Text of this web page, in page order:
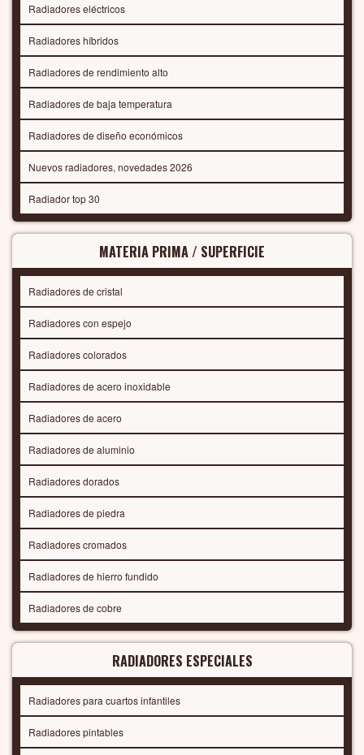
Radiadores eléctricos
Radiadores híbridos
Radiadores de rendimiento alto
Radiadores de baja temperatura
Radiadores de diseño económicos
Nuevos radiadores, novedades 2026
Radiador top 30
MATERIA PRIMA / SUPERFICIE
Radiadores de cristal
Radiadores con espejo
Radiadores colorados
Radiadores de acero inoxidable
Radiadores de acero
Radiadores de aluminio
Radiadores dorados
Radiadores de piedra
Radiadores cromados
Radiadores de hierro fundido
Radiadores de cobre
RADIADORES ESPECIALES
Radiadores para cuartos infantiles
Radiadores pintables